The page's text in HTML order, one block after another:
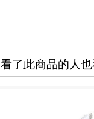
看了此商品的人